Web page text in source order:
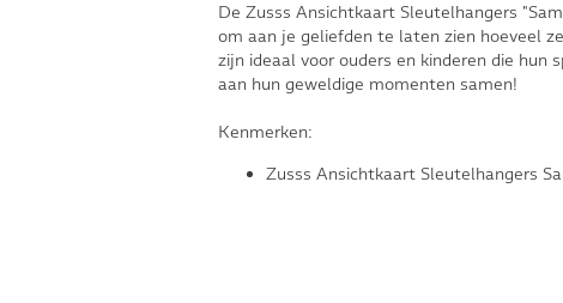
De Zusss Ansichtkaart Sleutelhangers
om aan je geliefden te laten zien hoeveel
zijn ideaal voor ouders en kinderen die hun
aan hun geweldige momenten samen!
Kenmerken:
Zusss Ansichtkaart Sleutelhangers